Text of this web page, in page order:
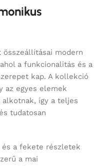
összeállításai modern
a funkcionalitás és a
kap. A kollekció
az egyes elemek
így a teljes
tudatosan
a fekete részletek
a mai